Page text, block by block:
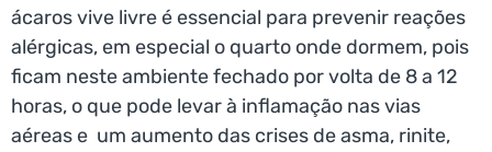
ácaros vive livre é essencial para prevenir reações
alérgicas, em especial o quarto onde dormem, pois
ficam neste ambiente fechado por volta de 8 a 12
horas, o que pode levar à inflamação nas vias
aéreas e um aumento das crises de asma, rinite,